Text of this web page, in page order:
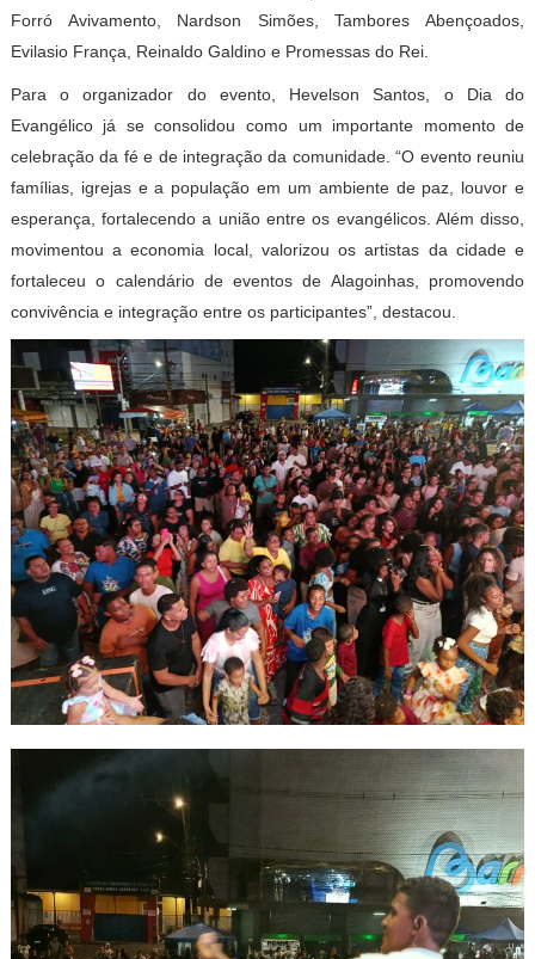
Forró Avivamento, Nardson Simões, Tambores Abençoados,
Evilasio França, Reinaldo Galdino e Promessas do Rei.
Para o organizador do evento, Hevelson Santos, o Dia do
Evangélico já se consolidou como um importante momento de
celebração da fé e de integração da comunidade. “O evento reuniu
famílias, igrejas e a população em um ambiente de paz, louvor e
esperança, fortalecendo a união entre os evangélicos. Além disso,
movimentou a economia local, valorizou os artistas da cidade e
fortaleceu o calendário de eventos de Alagoinhas, promovendo
convivência e integração entre os participantes”, destacou.